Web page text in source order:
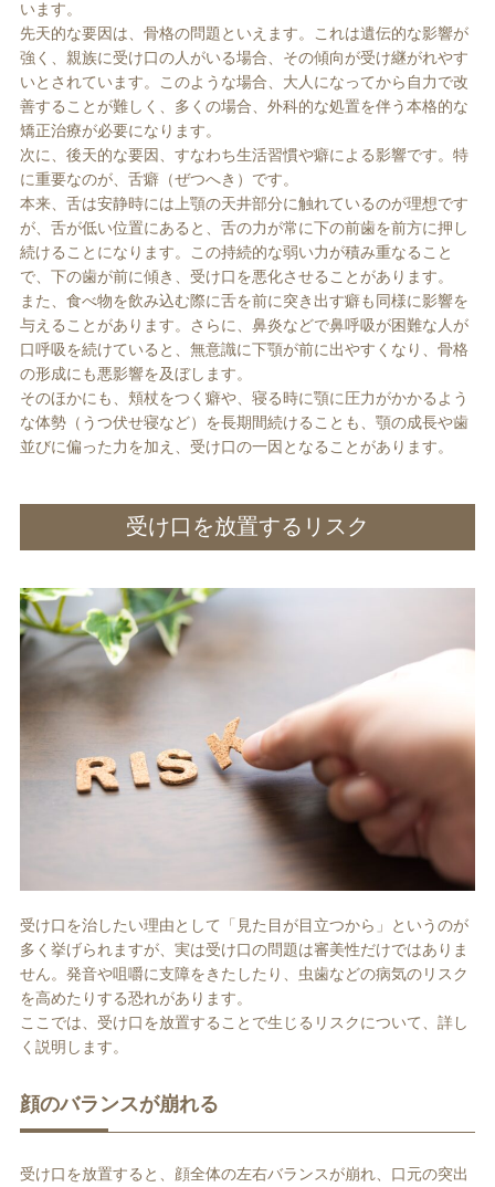
います。
先天的な要因は、骨格の問題といえます。これは遺伝的な影響が
強く、親族に受け口の人がいる場合、その傾向が受け継がれやす
いとされています。このような場合、大人になってから自力で改
善することが難しく、多くの場合、外科的な処置を伴う本格的な
矯正治療が必要になります。
次に、後天的な要因、すなわち生活習慣や癖による影響です。特
に重要なのが、舌癖（ぜつへき）です。
本来、舌は安静時には上顎の天井部分に触れているのが理想です
が、舌が低い位置にあると、舌の力が常に下の前歯を前方に押し
続けることになります。この持続的な弱い力が積み重なること
で、下の歯が前に傾き、受け口を悪化させることがあります。
また、食べ物を飲み込む際に舌を前に突き出す癖も同様に影響を
与えることがあります。さらに、鼻炎などで鼻呼吸が困難な人が
口呼吸を続けていると、無意識に下顎が前に出やすくなり、骨格
の形成にも悪影響を及ぼします。
そのほかにも、頬杖をつく癖や、寝る時に顎に圧力がかかるよう
な体勢（うつ伏せ寝など）を長期間続けることも、顎の成長や歯
並びに偏った力を加え、受け口の一因となることがあります。
受け口を放置するリスク
受け口を治したい理由として「見た目が目立つから」というのが
多く挙げられますが、実は受け口の問題は審美性だけではありま
せん。発音や咀嚼に支障をきたしたり、虫歯などの病気のリスク
を高めたりする恐れがあります。
ここでは、受け口を放置することで生じるリスクについて、詳し
く説明します。
顔のバランスが崩れる
受け口を放置すると、顔全体の左右バランスが崩れ、口元の突出